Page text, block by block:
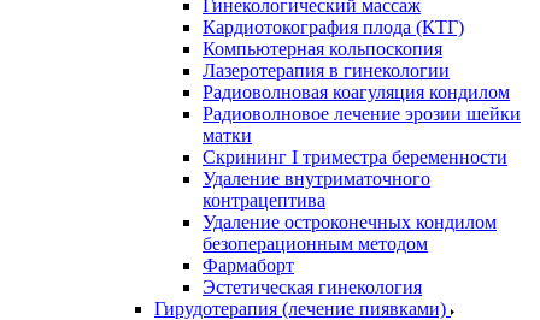
Гинекологический массаж
Кардиотокография плода (КТГ)
Компьютерная кольпоскопия
Лазеротерапия в гинекологии
Радиоволновая коагуляция кондилом
Радиоволновое лечение эрозии шейки
матки
Скрининг I триместра беременности
Удаление внутриматочного
контрацептива
Удаление остроконечных кондилом
безоперационным методом
Фармаборт
Эстетическая гинекология
Гирудотерапия (лечение пиявками)